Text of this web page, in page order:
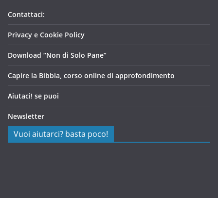
Contattaci:
Privacy e Cookie Policy
Download “Non di Solo Pane”
Capire la Bibbia, corso online di approfondimento
Aiutaci! se puoi
Newsletter
Vuoi aiutarci? basta poco!